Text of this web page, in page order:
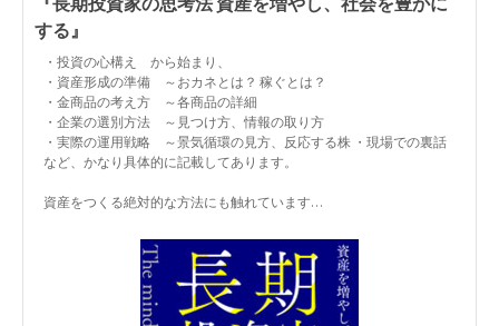
する』
・投資の心構え から始まり、
・資産形成の準備 ～おカネとは？ 稼ぐとは？
・金商品の考え方 ～各商品の詳細
・企業の選別方法 ～見つけ方、情報の取り方
・実際の運用戦略 ～景気循環の見方、反応する株 ・現場での裏話
など、かなり具体的に記載してあります。
資産をつくる絶対的な方法にも触れています…